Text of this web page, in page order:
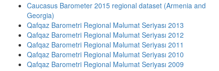
Caucasus Barometer 2015 regional dataset (Armenia and
Georgia)
Qafqaz Barometri Regional Məlumat Seriyası 2013
Qafqaz Barometri Regional Məlumat Seriyası 2012
Qafqaz Barometri Regional Məlumat Seriyası 2011
Qafqaz Barometri Regional Məlumat Seriyası 2010
Qafqaz Barometri Regional Məlumat Seriyası 2009